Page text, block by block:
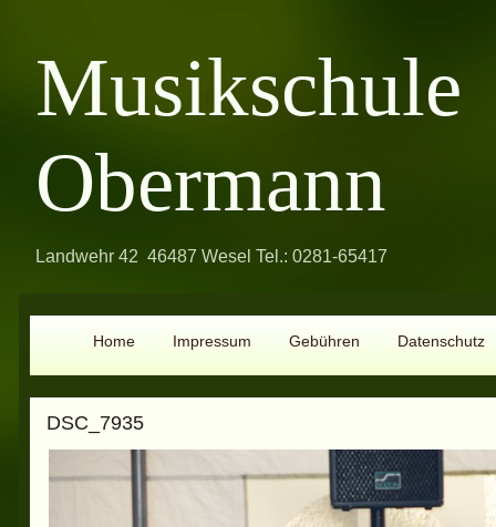
Musikschule
Obermann
Landwehr 42 46487 Wesel Tel.: 0281-65417
Home Impressum Gebühren Datenschutz
DSC_7935